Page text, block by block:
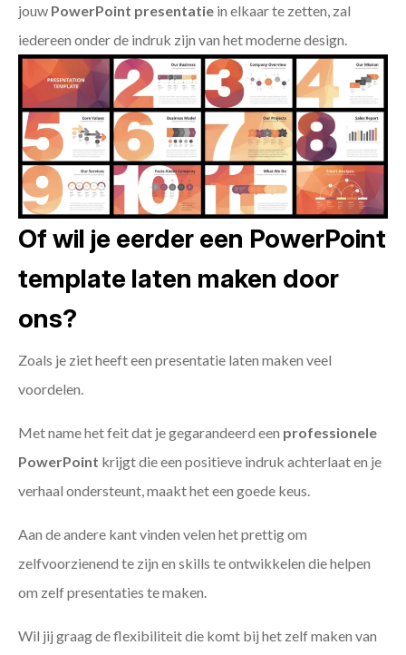
jouw PowerPoint presentatie in elkaar te zetten, zal
iedereen onder de indruk zijn van het moderne design.
Of wil je eerder een PowerPoint
template laten maken door
ons?
Zoals je ziet heeft een presentatie laten maken veel
voordelen.
Met name het feit dat je gegarandeerd een professionele
PowerPoint krijgt die een positieve indruk achterlaat en je
verhaal ondersteunt, maakt het een goede keus.
Aan de andere kant vinden velen het prettig om
zelfvoorzienend te zijn en skills te ontwikkelen die helpen
om zelf presentaties te maken.
Wil jij graag de flexibiliteit die komt bij het zelf maken van